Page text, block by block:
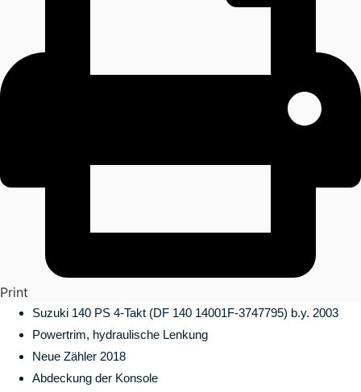
Print
Suzuki 140 PS 4-Takt (DF 140 14001F-3747795) b.y. 2003
Powertrim, hydraulische Lenkung
Neue Zähler 2018
Abdeckung der Konsole